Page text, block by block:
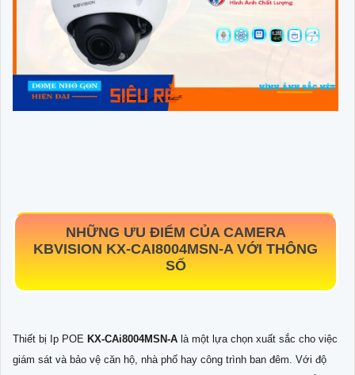
NHỮNG ƯU ĐIỂM CỦA CAMERA
KBVISION KX-CAI8004MSN-A VỚI THÔNG
SỐ
Thiết bị Ip POE KX-CAi8004MSN-A là một lựa chọn xuất sắc cho việc
giám sát và bảo vệ căn hộ, nhà phố hay công trình ban đêm. Với độ